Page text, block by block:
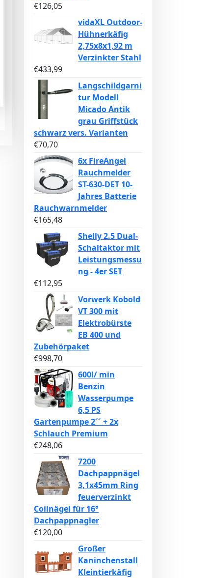
€126,05
vidaXL Outdoor-
Hühnerkäfig
2,75x8x1,92 m
Verzinkter Stahl
€433,99
Langschildgarni
tur Modell
Micado Antik
grau Griffstück
schwarz vers. Varianten
€70,70
6x FireAngel
Rauchmelder
ST-630-DET 10-
Jahres Batterie
Rauchwarnmelder
€165,48
Shelly 2.5 Dual-
Schaltaktor mit
Leistungsmessu
ng - 4er SET
€112,95
Vorwerk Kobold
VT 300 mit
Elektrobürste
EB 400 und
Zubehörpaket
€998,70
600l/ min
Benzin
Wasserpumpe
6,5 PS
Gartenpumpe 2´´ + 2x
Schlauch Premium
€248,06
7200
Dachpappnägel
3,1x45mm Ring
feuerverzinkt
Coilnägel für 16°
Dachpappnagler
€120,00
Großer
Kaninchenstall
Kleintierkäfig